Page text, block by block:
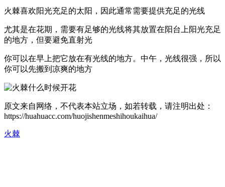
火棘喜欢阳光充足的太阳，因此通常需要提供充足的光线
尤其是在花期，需要有足够的光线将其放置在阳台上阳光充足
的地方，但要避免直射光
你可以在早上把它放在有光线的地方。中午，光线很强，所以
你可以先搬到凉爽的地方
原文来自网络，不代表本站立场，如若转载，请注明出处：
https://huahuacc.com/huojishenmeshihoukaihua/
火棘